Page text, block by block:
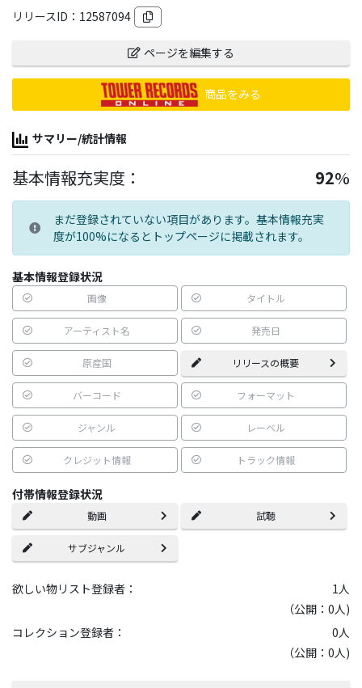
リリースID： 12587094
ページを編集する
商品をみる
サマリー/統計情報
基本情報充実度： 92%
まだ登録されていない項目があります。基本情報充実
度が100%になるとトップページに掲載されます。
基本情報登録状況
画像 タイトル
アーティスト名 発売日
原産国 リリースの概要
バーコード フォーマット
ジャンル レーベル
クレジット情報 トラック情報
付帯情報登録状況
動画 試聴
サブジャンル
欲しい物リスト登録者： 1人
（公開：0人)
コレクション登録者：
0人
（公開：0人)